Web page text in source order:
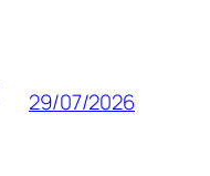
29/07/2026